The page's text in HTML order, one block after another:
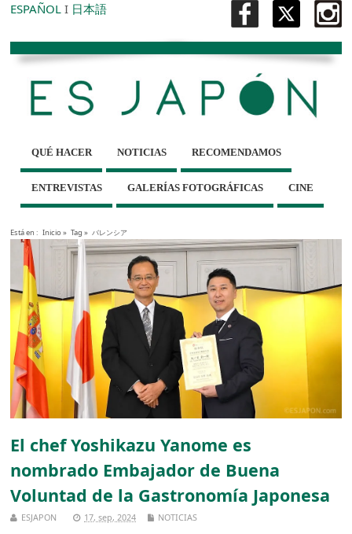
ESPAÑOL I 日本語
QUÉ HACER NOTICIAS RECOMENDAMOS
ENTREVISTAS GALERÍAS FOTOGRÁFICAS CINE
Está en : Inicio» Tag » バレンシア
El chef Yoshikazu Yanome es
nombrado Embajador de Buena
Voluntad de la Gastronomía Japonesa
ESJAPON 17, sep, 2024 NOTICIAS